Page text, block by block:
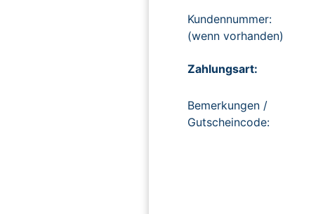
Kundennummer:
(wenn vorhanden)
Zahlungsart:
Bemerkungen /
Gutscheincode: